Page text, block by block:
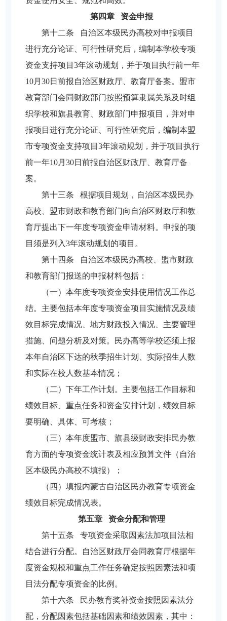
第四章 资金申报
第十二条 自治区本级民办高校对申报项目
进行充分论证、可行性研究后，编制本学校专项
资金支持项目3年滚动规划，并于项目执行前一年
10月30日前报自治区财政厅、教育厅备案。盟市
教育部门会同财政部门按照预算隶属关系及时组
织学校和旗县教育、财政部门申报项目，并对申
报项目进行充分论证、可行性研究后，编制本盟
市专项资金支持项目3年滚动规划，并于项目执行
前一年10月30日前报自治区财政厅、教育厅备
案。
第十三条 根据项目规划，自治区本级民办
高校、盟市财政和教育部门向自治区财政厅和教
育厅提出下一年度专项资金申请材料。申报的项
目须是列入3年滚动规划的项目。
第十四条 自治区本级民办高校、盟市财政
和教育部门报送的申报材料包括：
（一）本年度专项资金安排使用情况工作总
结。主要包括本年度专项资金项目实施情况及绩
效目标完成情况、地方财政投入情况、主要管理
措施、问题分析及对策。民办高等学校还须上报
本年自治区下达的秋季招生计划、实际招生人数
和实际在校人数基本情况；
（二）下年工作计划。主要包括工作目标和
绩效目标、重点任务和资金安排计划，绩效目标
要明确、具体、可考核；
（三）本年度盟市、旗县级财政安排民办教
育方面的专项资金统计表及相应预算文件（自治
区本级民办高校不填报）；
（四）填报内蒙古自治区民办教育专项资金
绩效目标完成情况表。
第五章 资金分配和管理
第十五条 专项资金采取因素法加项目法相
结合进行分配。自治区财政厅会同教育厅根据年
度资金规模和重点工作任务确定按照因素法和项
目法分配专项资金的比例。
第十六条 民办教育奖补资金按照因素法分
配，分配因素包括基础因素和绩效因素，其中：